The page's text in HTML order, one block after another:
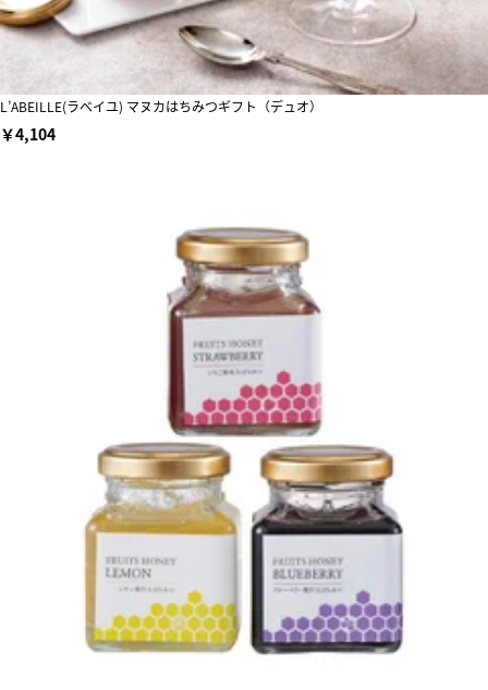
L’ABEILLE(ラベイユ) マヌカはちみつギフト（デュオ）
￥4,104